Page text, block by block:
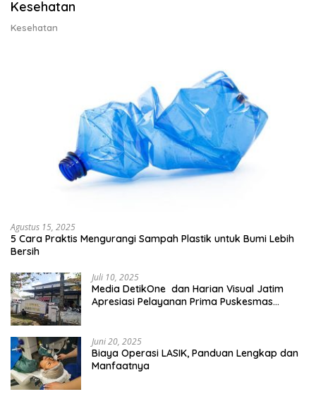
Kesehatan
Kesehatan
Agustus 15, 2025
5 Cara Praktis Mengurangi Sampah Plastik untuk Bumi Lebih
Bersih
Juli 10, 2025
Media DetikOne dan Harian Visual Jatim
Apresiasi Pelayanan Prima Puskesmas
Juni 20, 2025
Biaya Operasi LASIK, Panduan Lengkap dan
Manfaatnya